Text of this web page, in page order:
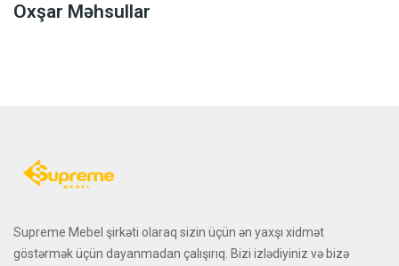
Oxşar Məhsullar
Supreme Mebel şirkəti olaraq sizin üçün ən yaxşı xidmət
göstərmək üçün dayanmadan çalışırıq. Bizi izlədiyiniz və bizə